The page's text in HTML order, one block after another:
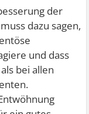
der
dazu sagen,
und dass
bei allen